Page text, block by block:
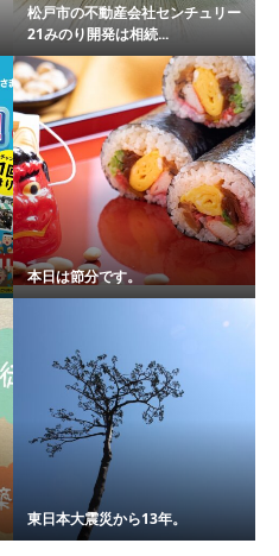
松戸市の不動産会社センチュリー
21みのり開発は相続...
本日は節分です。
東日本大震災から13年。